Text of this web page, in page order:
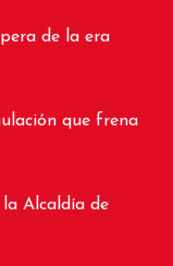
de la era
que frena
Alcaldía de